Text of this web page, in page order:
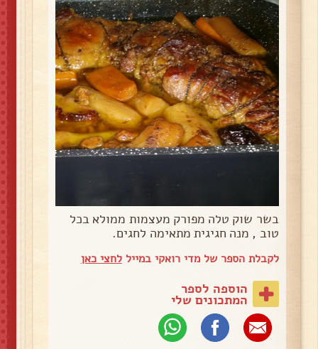
בשר שוק טלה מפורק מעצמות ממולא בכל
טוב , מנה חגיגית מתאימה לחגים.
לקבלת הספר של מדי רואקי במייללחצי כאן
הוספה לספר
המתכונים שלי